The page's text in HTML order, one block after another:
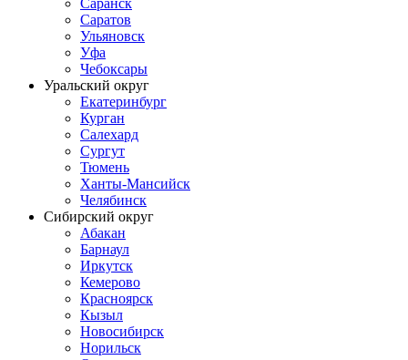
Саранск
Саратов
Ульяновск
Уфа
Чебоксары
Уральский округ
Екатеринбург
Курган
Салехард
Сургут
Тюмень
Ханты-Мансийск
Челябинск
Сибирский округ
Абакан
Барнаул
Иркутск
Кемерово
Красноярск
Кызыл
Новосибирск
Норильск